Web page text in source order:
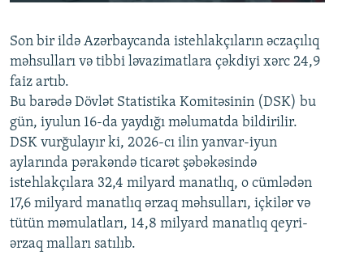
Auto 240p 360p 480p
720p 1080p
360p
480p
720p
1080p
Son bir ildə Azərbaycanda istehlakçıların əczaçılıq
məhsulları və tibbi ləvazimatlara çəkdiyi xərc 24,9
faiz artıb.
Bu barədə Dövlət Statistika Komitəsinin (DSK) bu
gün, iyulun 16-da yaydığı məlumatda bildirilir.
DSK vurğulayır ki, 2026-cı ilin yanvar-iyun
aylarında pərakəndə ticarət şəbəkəsində
istehlakçılara 32,4 milyard manatlıq, o cümlədən
17,6 milyard manatlıq ərzaq məhsulları, içkilər və
tütün məmulatları, 14,8 milyard manatlıq qeyri-
ərzaq malları satılıb.